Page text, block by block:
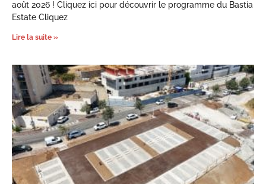
août 2026 ! Cliquez ici pour découvrir le programme du Bastia
Estate Cliquez
Lire la suite »